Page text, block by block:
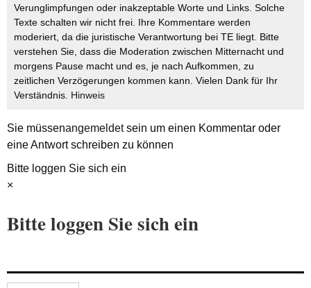
Verunglimpfungen oder inakzeptable Worte und Links. Solche
Texte schalten wir nicht frei. Ihre Kommentare werden
moderiert, da die juristische Verantwortung bei TE liegt. Bitte
verstehen Sie, dass die Moderation zwischen Mitternacht und
morgens Pause macht und es, je nach Aufkommen, zu
zeitlichen Verzögerungen kommen kann. Vielen Dank für Ihr
Verständnis. Hinweis
Sie müssenangemeldetsein um einen Kommentar oder
eine Antwort schreiben zu können
Bitte loggen Sie sich ein
×
Bitte loggen Sie sich ein